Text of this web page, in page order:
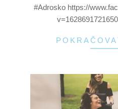
#Adrosko https://